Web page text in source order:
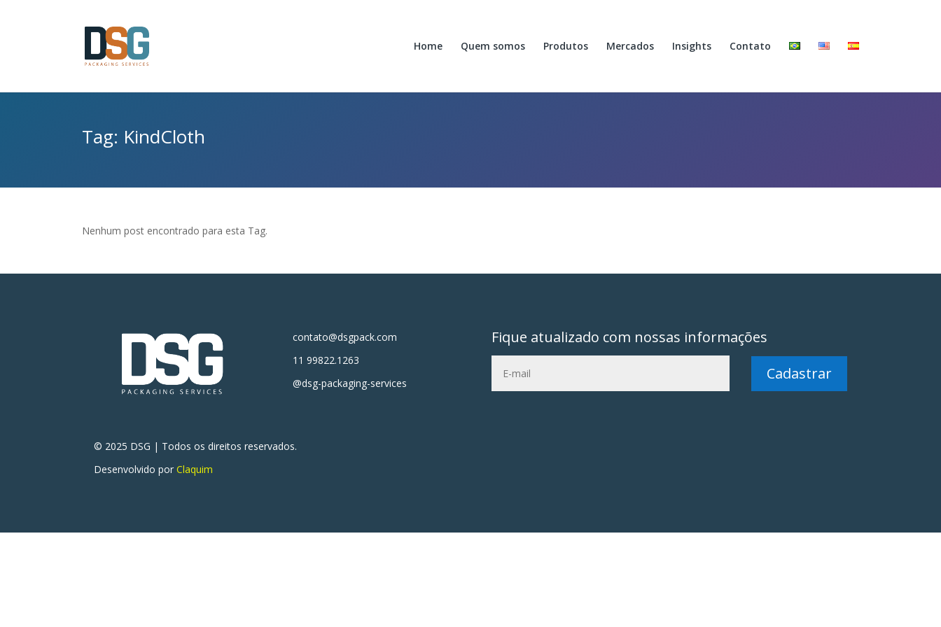
Home Quem somos Produtos Mercados Insights Contato
Tag: KindCloth
Nenhum post encontrado para esta Tag.
contato@dsgpack.com
11 99822.1263
@dsg-packaging-services
Fique atualizado com nossas informações
Cadastrar
© 2025 DSG | Todos os direitos reservados.
Desenvolvido porClaquim